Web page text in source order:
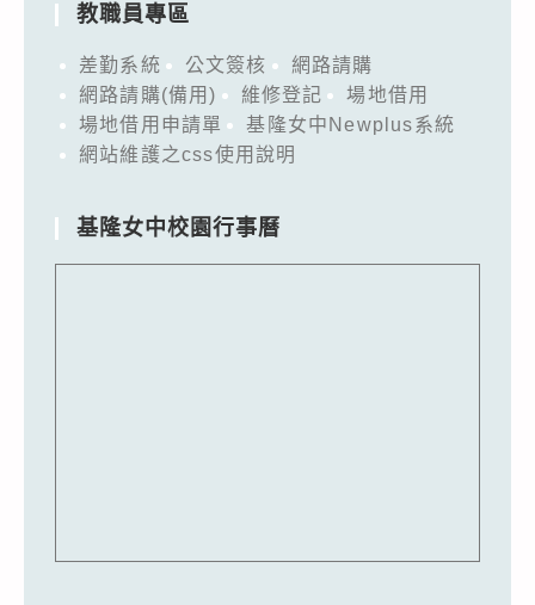
教職員專區
差勤系統 公文簽核
網路請購
網路請購(備用)
維修登記
場地借用
場地借用申請單
基隆女中Newplus系統
網站維護之css使用說明
基隆女中校園行事曆